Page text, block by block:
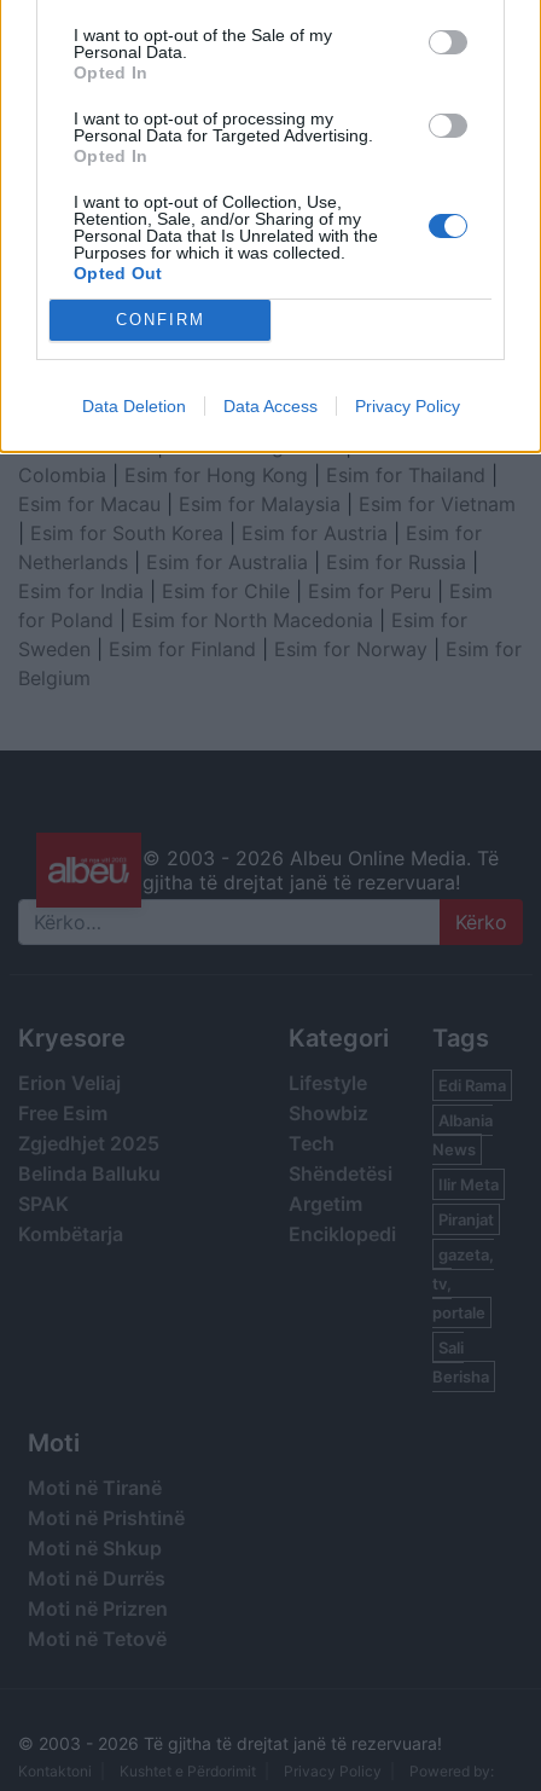
I want to opt-out of the Sale of my
Personal Data.
Opted In
I want to opt-out of processing my
Personal Data for Targeted Advertising.
Opted In
I want to opt-out of Collection, Use,
Retention, Sale, and/or Sharing of my
Personal Data that Is Unrelated with the
Purposes for which it was collected.
Opted Out
CONFIRM
Data Deletion Data Access Privacy Policy
Esim for Global
for Turkey|Esim for Germany|Esim for Greece |
for Asia|Esim for World Cup 2026
Emirates|Esim for Balkans|Esim for Morocco|
for China|Esim for United Kingdom |Esim for Africa
Esim for Latin America
Cooperation Council|Esim for Middle East|Esim for
South America| Esim for Canada
Esim for Japan|Esim for Albania|Esim for Kosovo|
South Africa|Esim for Algeria|Esim for Portugal
Esim for Brazil|Esim for Argentina|Esim for
Colombia
Esim for Hong Kong Esim for Thailand
Esim for Macau
Esim for Malaysia
Esim for Vietnam
Esim for South Korea Esim for Austria
Esim for
Netherlands
Esim for Australia Esim for Russia
Esim for India
Esim for Chile Esim for Peru
Esim
for Poland
Esim for North Macedonia
Esim for
Sweden
Esim for Finland Esim for Norway
Esim for
Belgium
© 2003 - 2026 Albeu Online Media. Të
gjitha të drejtat janë të rezervuara!
Search
Kryesore
Erion Veliaj
Free Esim
Zgjedhjet 2025
Belinda Balluku
SPAK
Kombëtarja
Kategori
Lifestyle
Showbiz
Tech
Shëndetësi
Argetim
Enciklopedi
Tags
Edi Rama
Albania
News
Ilir Meta
Piranjat
gazeta,
tv,
portale
Sali
Berisha
Moti
Moti në Tiranë
Moti në Prishtinë
Moti në Shkup
Moti në Durrës
Moti në Prizren
Moti në Tetovë
© 2003 - 2026 Të gjitha të drejtat janë të rezervuara!
Kontaktoni Kushtet e Përdorimit Privacy Policy
Powered by: